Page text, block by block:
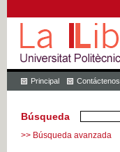
Principal Contáctenos
Búsqueda
>> Búsqueda avanzada